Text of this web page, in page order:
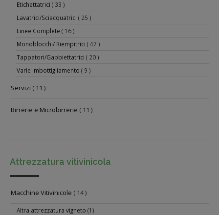
Etichettatrici ( 33 )
Lavatrici/Sciacquatrici ( 25 )
Linee Complete ( 16 )
Monoblocchi/ Riempitrici ( 47 )
Tappatori/Gabbiettatrici ( 20 )
Varie imbottigliamento ( 9 )
Servizi ( 11 )
Birrerie e Microbirrerie ( 11 )
Attrezzatura vitivinicola
Macchine Vitivinicole ( 14 )
Altra attrezzatura vigneto(1)